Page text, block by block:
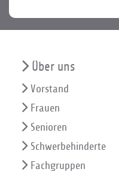
Über uns
Vorstand
Frauen
Senioren
Schwerbehinderte
Fachgruppen